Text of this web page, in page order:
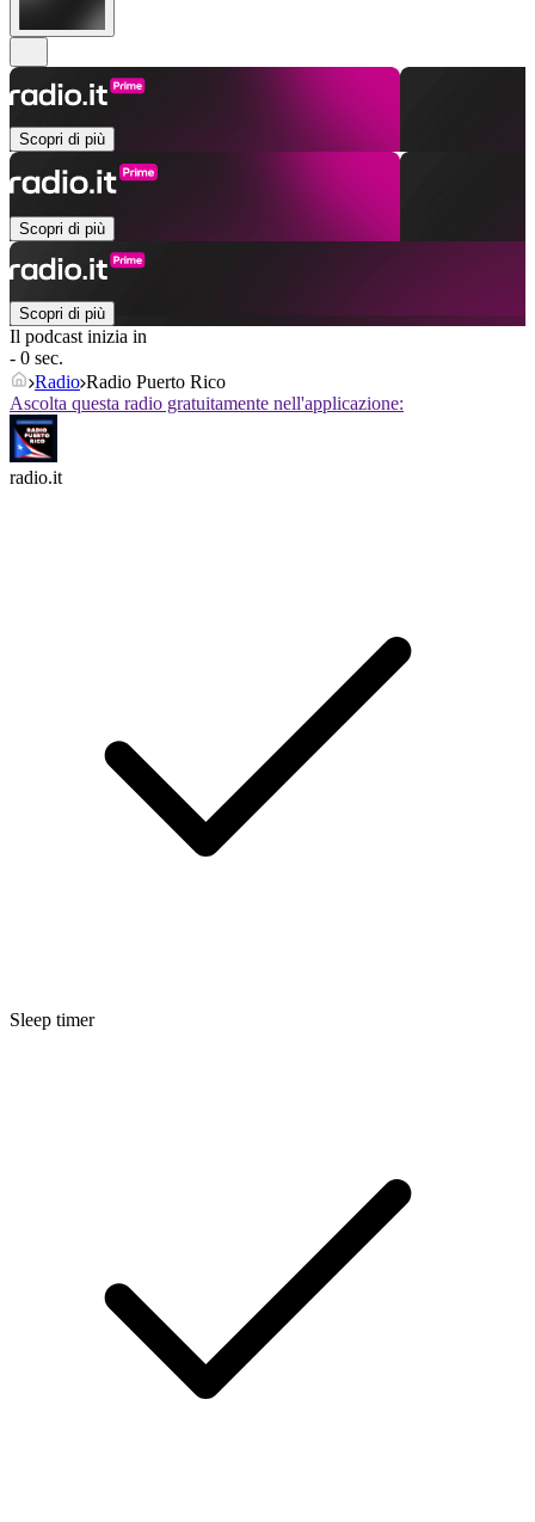
Scopri di più
Scopri di più
Scopri di più
Il podcast inizia in
- 0 sec.
Radio Radio Puerto Rico
Ascolta questa radio gratuitamente nell'applicazione:
radio.it
Sleep timer